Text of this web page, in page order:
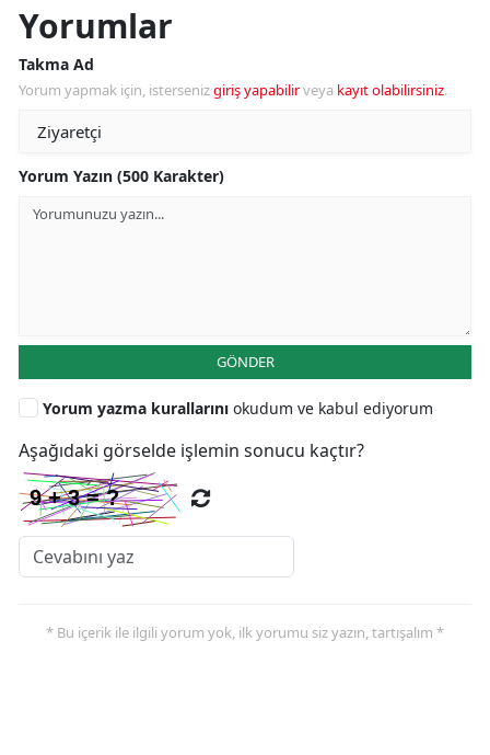
Yorumlar
Takma Ad
Yorum yapmak için, istersenizgiriş yapabilirveya kayıt olabilirsiniz.
Yorum Yazın (500 Karakter)
GÖNDER
Yorum yazma kurallarını okudum ve kabul ediyorum
Aşağıdaki görselde işlemin sonucu kaçtır?
* Bu içerik ile ilgili yorum yok, ilk yorumu siz yazın, tartışalım *